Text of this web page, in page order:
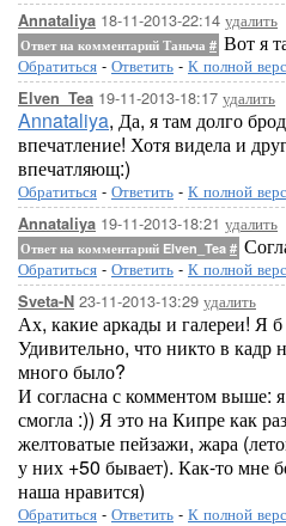
Annataliya 18-11-2013-22:14 удалить
Ответ на комментарий Таньча # Вот я
Обратиться - Ответить - К полной
Elven_Tea 19-11-2013-18:17 удалить
Annataliya, Да, я там долго
впечатление! Хотя видела и
впечатляющ:)
Обратиться - Ответить - К полной
Annataliya 19-11-2013-18:21 удалить
Ответ на комментарий Elven_Tea #
Обратиться - Ответить - К полной
Sveta-N 23-11-2013-13:29 удалить
Ах, какие аркады и галереи! Я
Удивительно, что никто в кадр
много было?
И согласна с комментом выше:
смогла :)) Я это на Кипре как
желтоватые пейзажи, жара
у них +50 бывает). Как-то мне
наша нравится)
Обратиться - Ответить - К полной